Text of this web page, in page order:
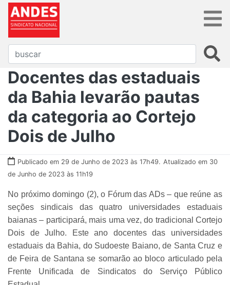
Docentes das estaduais
da Bahia levarão pautas
da categoria ao Cortejo
Dois de Julho
Publicado em 29 de Junho de 2023 às 17h49. Atualizado em 30
de Junho de 2023 às 11h19
No próximo domingo (2), o Fórum das ADs – que reúne as
seções sindicais das quatro universidades estaduais
baianas – participará, mais uma vez, do tradicional Cortejo
Dois de Julho. Este ano docentes das universidades
estaduais da Bahia, do Sudoeste Baiano, de Santa Cruz e
de Feira de Santana se somarão ao bloco articulado pela
Frente Unificada de Sindicatos do Serviço Público